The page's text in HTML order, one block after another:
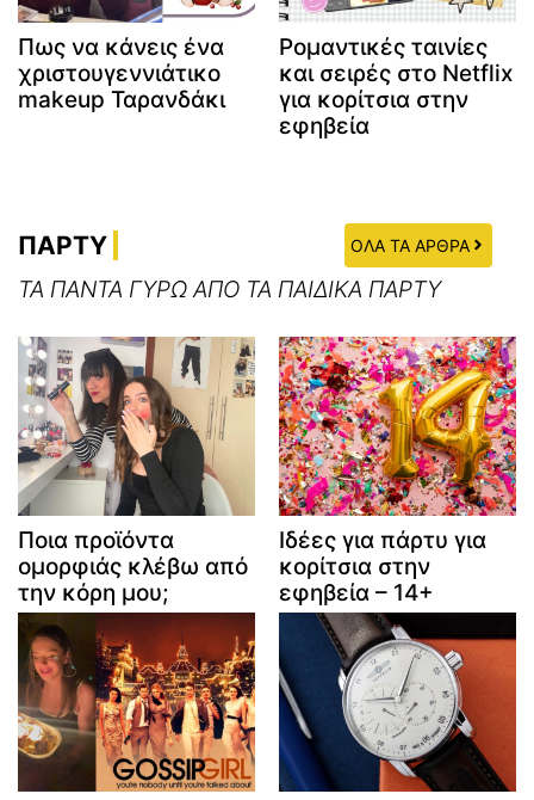
Πως να κάνεις ένα
χριστουγεννιάτικο
makeup Ταρανδάκι
Ρομαντικές ταινίες
και σειρές στο Netflix
για κορίτσια στην
εφηβεία
ΠΑΡΤΥ ΟΛΑ ΤΑ ΑΡΘΡΑ
ΤΑ ΠΑΝΤΑ ΓΥΡΩ ΑΠΟ ΤΑ ΠΑΙΔΙΚΑ ΠΑΡΤΥ
Ποια προϊόντα
ομορφιάς κλέβω από
την κόρη μου;
Ιδέες για πάρτυ για
κορίτσια στην
εφηβεία – 14+